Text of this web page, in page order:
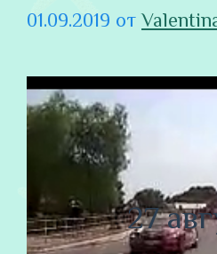
01.09.2019 от
27